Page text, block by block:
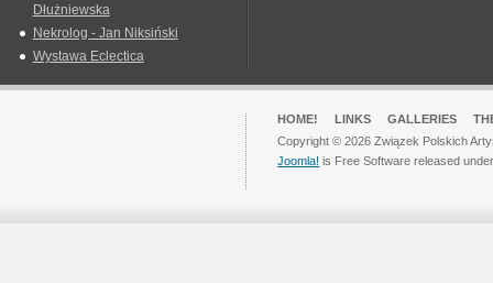
Dłużniewska
Nekrolog - Jan Niksiński
Wystawa Eclectica
HOME! LINKS GALLERIES
Copyright © 2026 Związek Polskich
Joomla! is Free Software released